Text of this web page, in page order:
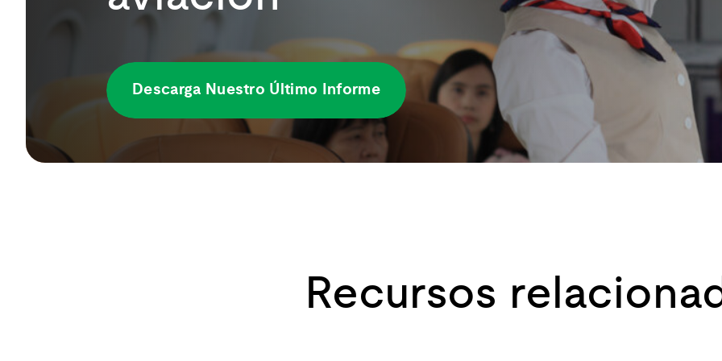
Descarga Nuestro Último Informe
Recursos